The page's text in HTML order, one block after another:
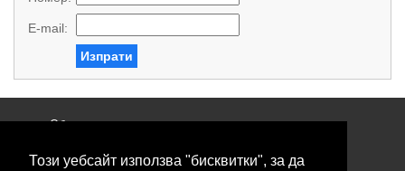
Този уебсайт използва "бисквитки", за да
E-mail:
Изпрати
Общи условия
Свържете се с нас